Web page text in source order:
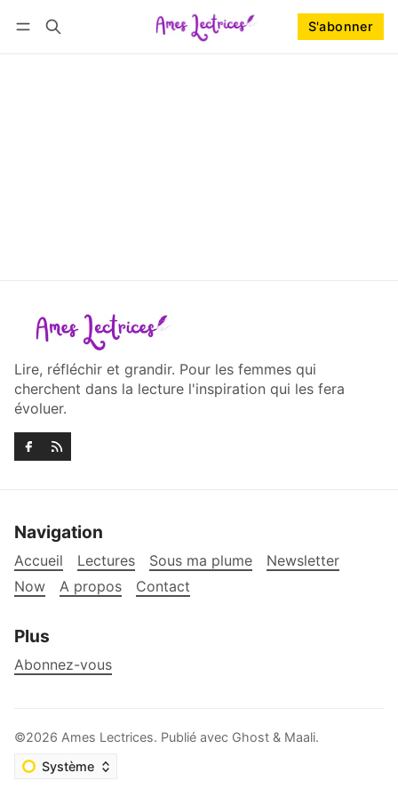
S'abonner
Lire, réfléchir et grandir. Pour les femmes qui
cherchent dans la lecture l'inspiration qui les fera
évoluer.
Navigation
Accueil Lectures Sous ma plume
Newsletter
Now
A propos Contact
Plus
Abonnez-vous
©2026 Ames Lectrices. Publié avec Ghost & Maali.